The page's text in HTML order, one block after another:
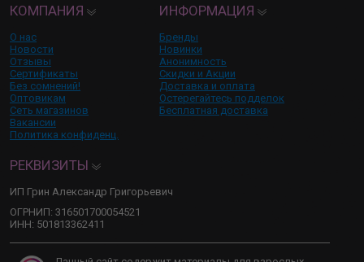
КОМПАНИЯ
О нас
Новости
Отзывы
Сертификаты
Без сомнений!
Оптовикам
Сеть магазинов
Вакансии
Политика конфиденц.
ИНФОРМАЦИЯ
Бренды
Новинки
Анонимность
Скидки и Акции
Доставка и оплата
Остерегайтесь подделок
Бесплатная доставка
РЕКВИЗИТЫ
ИП Грин Александр Григорьевич
ОГРНИП: 316501700054521
ИНН: 501813362411